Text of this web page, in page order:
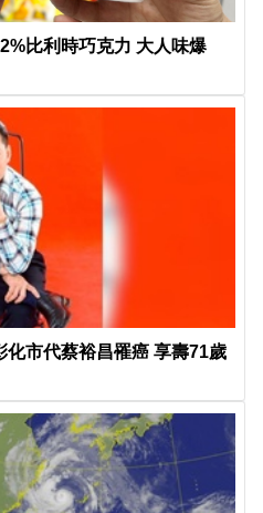
比利時巧克力 大人味爆
化市代蔡裕昌罹癌 享壽71歲